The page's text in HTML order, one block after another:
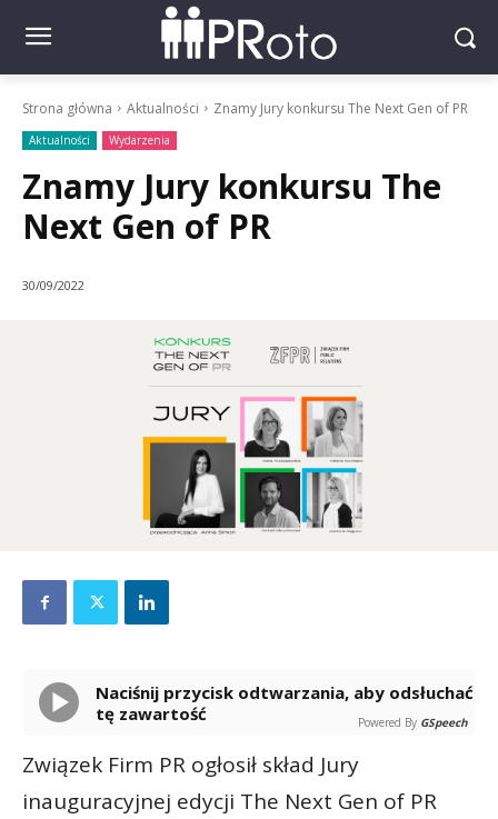
Strona główna Aktualności Znamy Jury konkursu The Next Gen of PR
Aktualności Wydarzenia
Znamy Jury konkursu The
Next Gen of PR
30/09/2022
Naciśnij przycisk odtwarzania, aby odsłuchać
tę zawartość
Powered By GSpeech
Związek Firm PR ogłosił skład Jury
inauguracyjnej edycji The Next Gen of PR